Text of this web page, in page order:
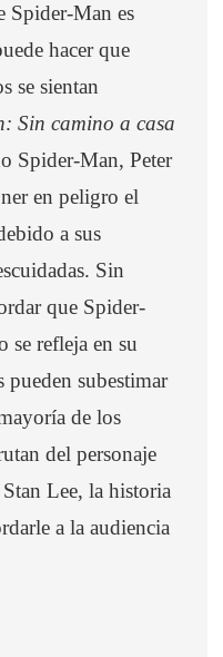
Spider-Man es
hacer que
se sientan
Sin camino a casa
Spider-Man, Peter
en peligro el
a sus
Sin
que Spider-
se refleja en su
pueden subestimar
de los
del personaje
Lee, la historia
a la audiencia